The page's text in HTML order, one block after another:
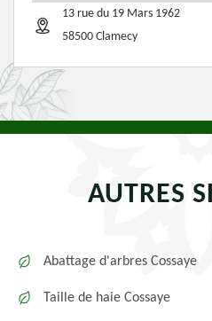
13 rue du 19 Mars 1962
58500 Clamecy
AUTRES
Abattage d'arbres Cossaye
Taille de haie Cossaye